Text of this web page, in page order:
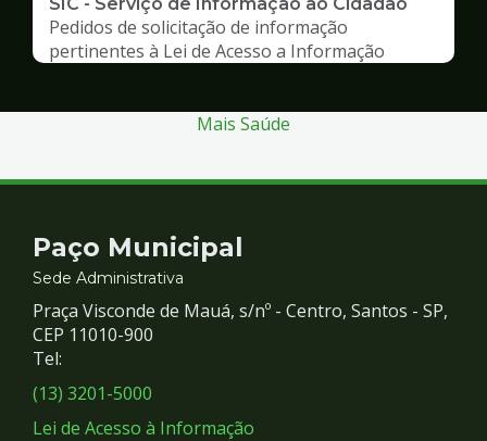
Pedidos de solicitação de informação
pertinentes à Lei de Acesso a Informação
Mais Saúde
Contato
e
Redes
Sociais
Paço Municipal
Sede Administrativa
Praça Visconde de Mauá, s/nº - Centro, Santos - SP,
CEP 11010-900
Tel:
(13) 3201-5000
Lei de Acesso à Informação